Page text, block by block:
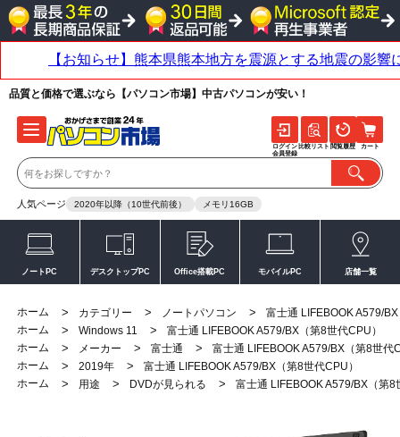
品質と価格で選ぶなら【パソコン市場】中古パソコンが安い！
人気ページ 2020年以降（10世代前後） メモリ16GB
ログイン
会員登録
比較リスト 閲覧履歴 カート
ノートPC デスクトップPC Office搭載PC モバイルPC 店舗一覧
ホーム > カテゴリー > ノートパソコン >
富士通 LIFEBOOK A579/
ホーム
> Windows 11 >
富士通 LIFEBOOK A579/BX（第8世代CPU）
ホーム
> メーカー > 富士通 >
富士通 LIFEBOOK A579/BX（第8世代
ホーム
> 2019年 >
富士通 LIFEBOOK A579/BX（第8世代CPU）
ホーム
> 用途 > DVDが見られる > 富士通 LIFEBOOK A579/BX（第8